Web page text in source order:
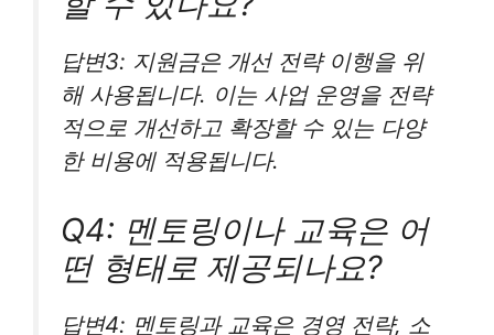
답변3: 지원금은 개선 전략 이행을 위
해 사용됩니다. 이는 사업 운영을 전략
적으로 개선하고 확장할 수 있는 다양
한 비용에 적용됩니다.
Q4: 멘토링이나 교육은 어
떤 형태로 제공되나요?
답변4: 멘토링과 교육은 경영 전략, 소